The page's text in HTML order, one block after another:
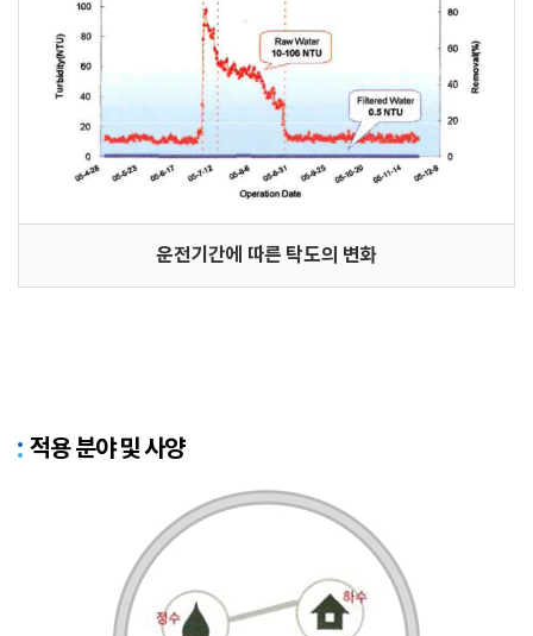
운전기간에 따른 탁도의 변화
적용 분야 및 사양